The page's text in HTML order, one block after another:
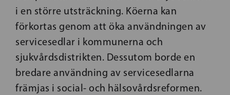
i en större utsträckning. Köerna kan
förkortas genom att öka användningen av
servicesedlar i kommunerna och
sjukvårdsdistrikten. Dessutom borde en
bredare användning av servicesedlarna
främjas i social- och hälsovårdsreformen.